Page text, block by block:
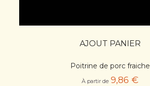
AJOUT PANIER
Poitrine de porc fraiche
À partir de 9,86 €